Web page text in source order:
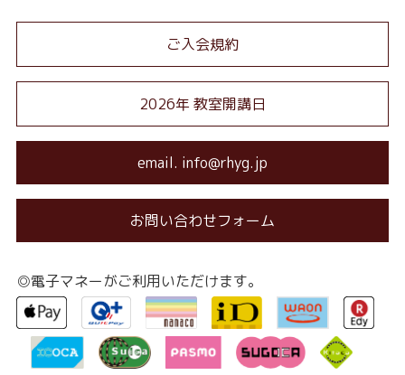
ご入会規約
2026年 教室開講日
email. info@rhyg.jp
お問い合わせフォーム
◎電子マネーがご利用いただけます。